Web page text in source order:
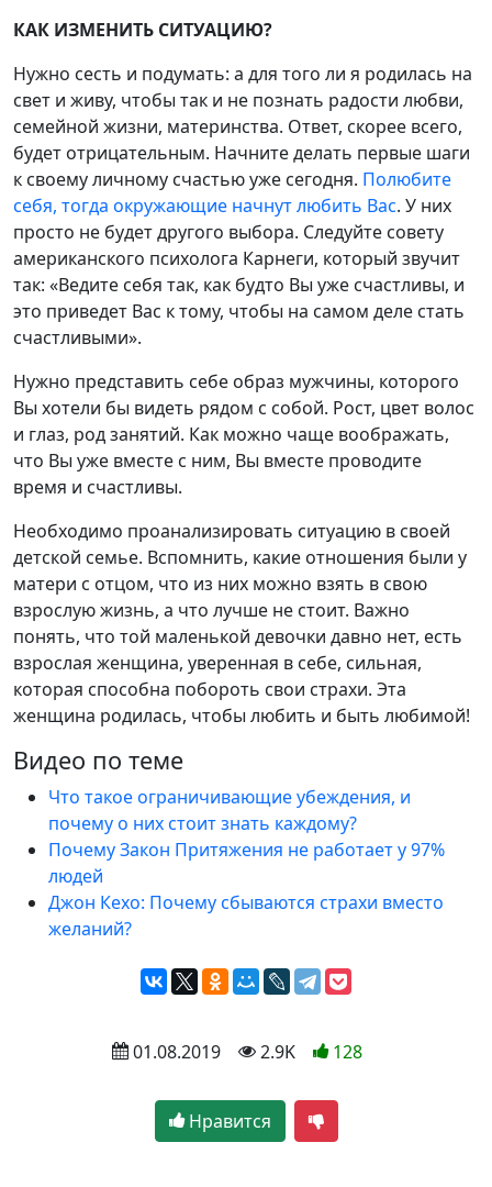
КАК ИЗМЕНИТЬ СИТУАЦИЮ?
Нужно сесть и подумать: а для того ли я родилась на
свет и живу, чтобы так и не познать радости любви,
семейной жизни, материнства. Ответ, скорее всего,
будет отрицательным. Начните делать первые шаги
к своему личному счастью уже сегодня. Полюбите
себя, тогда окружающие начнут любить Вас. У них
просто не будет другого выбора. Следуйте совету
американского психолога Карнеги, который звучит
так: «Ведите себя так, как будто Вы уже счастливы, и
это приведет Вас к тому, чтобы на самом деле стать
счастливыми».
Нужно представить себе образ мужчины, которого
Вы хотели бы видеть рядом с собой. Рост, цвет волос
и глаз, род занятий. Как можно чаще воображать,
что Вы уже вместе с ним, Вы вместе проводите
время и счастливы.
Необходимо проанализировать ситуацию в своей
детской семье. Вспомнить, какие отношения были у
матери с отцом, что из них можно взять в свою
взрослую жизнь, а что лучше не стоит. Важно
понять, что той маленькой девочки давно нет, есть
взрослая женщина, уверенная в себе, сильная,
которая способна побороть свои страхи. Эта
женщина родилась, чтобы любить и быть любимой!
Видео по теме
Что такое ограничивающие убеждения, и
почему о них стоит знать каждому?
Почему Закон Притяжения не работает у 97%
людей
Джон Кехо: Почему сбываются страхи вместо
желаний?
01.08.2019 2.9K 128
Нравится